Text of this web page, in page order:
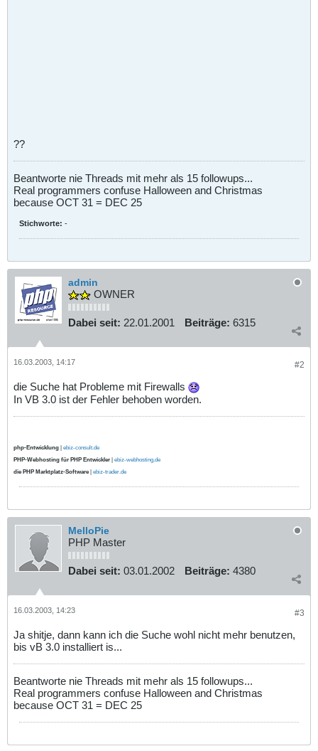
??
Beantworte nie Threads mit mehr als 15 followups...
Real programmers confuse Halloween and Christmas
because OCT 31 = DEC 25
Stichworte: -
admin
OWNER
Dabei seit: 22.01.2001 Beiträge: 6315
#2
16.03.2003, 14:17
die Suche hat Probleme mit Firewalls
In VB 3.0 ist der Fehler behoben worden.
php-Entwicklung | ebiz-consult.de
PHP-Webhosting für PHP Entwickler | ebiz-webhosting.de
die PHP Marktplatz-Software | ebiz-trader.de
MelloPie
PHP Master
Dabei seit: 03.01.2002 Beiträge: 4380
#3
16.03.2003, 14:23
Ja shitje, dann kann ich die Suche wohl nicht mehr benutzen,
bis vB 3.0 installiert is...
Beantworte nie Threads mit mehr als 15 followups...
Real programmers confuse Halloween and Christmas
because OCT 31 = DEC 25